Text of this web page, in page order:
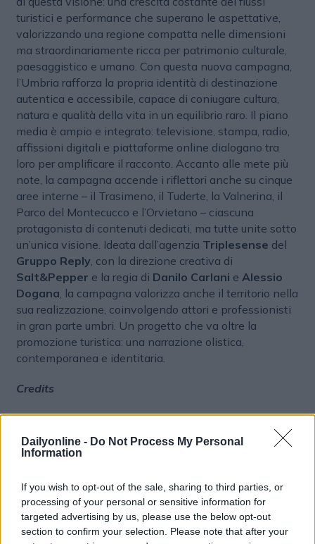
Dailyonline - Do Not Process My Personal
Information
If you wish to opt-out of the sale, sharing to third parties, or
processing of your personal or sensitive information for
targeted advertising by us, please use the below opt-out
section to confirm your selection. Please note that after your
turistici e performance che superano le aspettative,
valorizzando una regione compatta nelle dimensioni
ma straordinariamente ricca per patrimonio culturale,
paesaggistico e umano. Con questa nuova campagna,
l’Umbria rafforza la propria identità di destinazione
autentica e accessibile, capace di coniugare cultura,
natura e qualità della vita in un equilibrio raro. Il piano
media è ampio e integrato: televisione, stampa, radio,
affissioni digitali e piattaforme online dialogano tra
loro per amplificare il racconto. Accanto alle mete più
note, la campagna accende i riflettori anche su cinque
aree interne – il Trasimeno, il Tuderte, la Valnerina, il
Parco del Montecucco e l’Orvietano – ciascuna
protagonista di contenuti dedicati, ma tutte unite sotto
un’unica visione. Ideata dall’agenzia Triplesense del
Gruppo Reply, con la direzione creativa di
Salt&Pepper e la regia di Danilo Carlani e Alessio
Dogana , la campagna valorizza anche il territorio nella
sua realizzazione, coinvolgendo attori e professionisti
in gran parte umbri. Un progetto che va oltre la
promozione turistica: una narrazione olistica,
contemporanea e identitaria.
Credits
RegioneUmbria
Antonella Tiranti, Dirigente Servizio Turismo, Sport e
Barbara Papalini, Promozione e comunicazione
Servizio Turismo, Sport e film Commission